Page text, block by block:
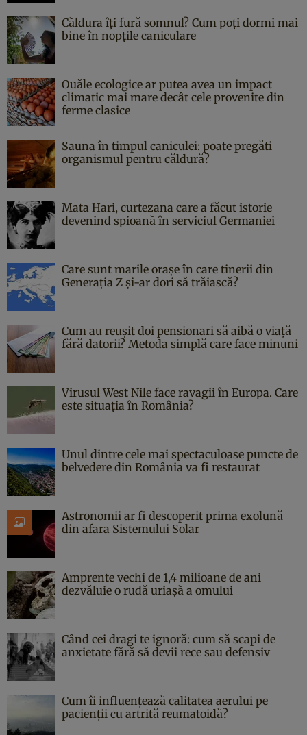
Căldura îți fură somnul? Cum poți dormi mai
bine în nopțile caniculare
Ouăle ecologice ar putea avea un impact
climatic mai mare decât cele provenite din
ferme clasice
Sauna în timpul caniculei: poate pregăti
organismul pentru căldură?
Mata Hari, curtezana care a făcut istorie
devenind spioană în serviciul Germaniei
Care sunt marile orașe în care tinerii din
Generația Z și-ar dori să trăiască?
Cum au reușit doi pensionari să aibă o viață
fără datorii? Metoda simplă care face minuni
Virusul West Nile face ravagii în Europa. Care
este situația în România?
Unul dintre cele mai spectaculoase puncte de
belvedere din România va fi restaurat
Astronomii ar fi descoperit prima exolună
din afara Sistemului Solar
Amprente vechi de 1,4 milioane de ani
dezvăluie o rudă uriașă a omului
Când cei dragi te ignoră: cum să scapi de
anxietate fără să devii rece sau defensiv
Cum îi influențează calitatea aerului pe
pacienții cu artrită reumatoidă?